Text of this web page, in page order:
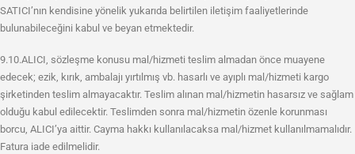
SATICI’nın kendisine yönelik yukarıda belirtilen iletişim faaliyetlerinde
bulunabileceğini kabul ve beyan etmektedir.
9.10.ALICI, sözleşme konusu mal/hizmeti teslim almadan önce muayene
edecek; ezik, kırık, ambalajı yırtılmış vb. hasarlı ve ayıplı mal/hizmeti kargo
şirketinden teslim almayacaktır. Teslim alınan mal/hizmetin hasarsız ve sağlam
olduğu kabul edilecektir. Teslimden sonra mal/hizmetin özenle korunması
borcu, ALICI’ya aittir. Cayma hakkı kullanılacaksa mal/hizmet kullanılmamalıdır.
Fatura iade edilmelidir.